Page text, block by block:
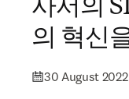
사서의
의 혁신
30 August 2022